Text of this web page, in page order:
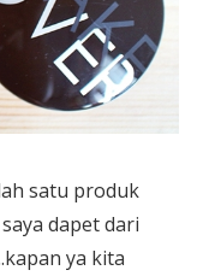
satu produk
dapet dari
ya kita